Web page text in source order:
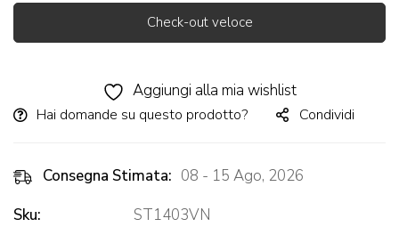
Check-out veloce
Aggiungi alla mia wishlist
Hai domande su questo prodotto? Condividi
Consegna Stimata: 08 - 15 Ago, 2026
Sku:
ST1403VN